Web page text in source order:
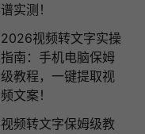
谱实测！
2026视频转文字实操
指南：手机电脑保姆
级教程，一键提取视
频文案！
视频转文字保姆级教